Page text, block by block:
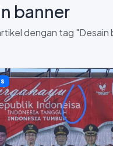
banner
dengan tag "Desain